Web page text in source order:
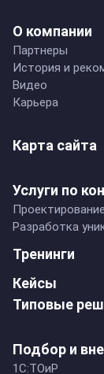
О компании
Партнеры
История и
Видео
Карьера
Карта сайта
Услуги по
Разработка
Тренинги
Кейсы
Типовые
Подбор и
1C:ТОиР